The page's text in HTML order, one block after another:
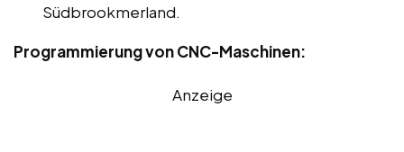
Südbrookmerland.
Programmierung von CNC-Maschinen:
Anzeige